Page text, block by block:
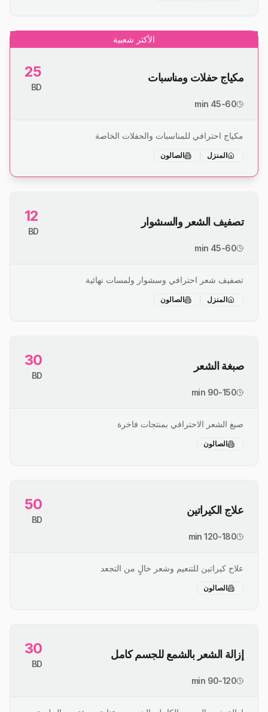
الأكثر شعبية
مكياج حفلات ومناسبات 25
BD
45-60 min
مكياج احترافي للمناسبات والحفلات الخاصة
المنزل الصالون
تصفيف الشعر والسشوار 12
BD
45-60 min
تصفيف شعر احترافي وسشوار ولمسات نهائية
المنزل الصالون
صبغة الشعر 30
BD
90-150 min
صبغ الشعر الاحترافي بمنتجات فاخرة
الصالون
علاج الكيراتين 50
BD
120-180 min
علاج كيراتين للتنعيم وشعر خالٍ من التجعد
الصالون
إزالة الشعر بالشمع للجسم كامل 30
BD
90-120 min